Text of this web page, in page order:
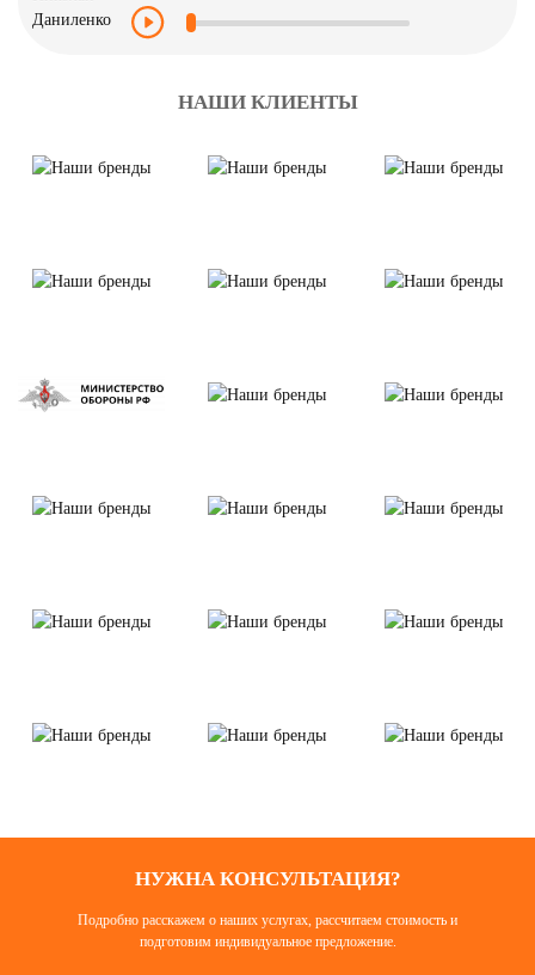
НАШИ КЛИЕНТЫ
НУЖНА КОНСУЛЬТАЦИЯ?
Подробно расскажем о наших услугах, рассчитаем стоимость и
подготовим индивидуальное предложение.